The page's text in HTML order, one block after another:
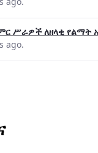
ሥራዎች ለዘላቂ
ago.